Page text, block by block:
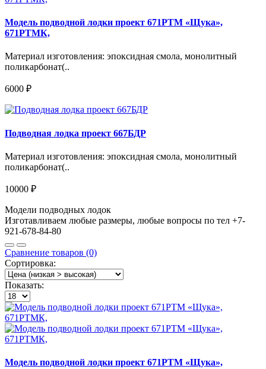
Модель подводной лодки проект 671РТМ «Щука»,
671РТМК,
Материал изготовления: эпоксидная смола, монолитный
поликарбонат(..
6000 ₽
Подводная лодка проект 667БДР
Материал изготовления: эпоксидная смола, монолитный
поликарбонат(..
10000 ₽
Модели подводных лодок
Изготавливаем любые размеры, любые вопросы по тел +7-
921-678-84-80
Сравнение товаров (0)
Сортировка:
Показать:
Модель подводной лодки проект 671РТМ «Щука»,